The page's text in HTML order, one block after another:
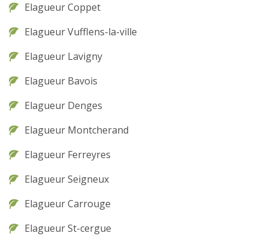
Elagueur Coppet
Elagueur Vufflens-la-ville
Elagueur Lavigny
Elagueur Bavois
Elagueur Denges
Elagueur Montcherand
Elagueur Ferreyres
Elagueur Seigneux
Elagueur Carrouge
Elagueur St-cergue